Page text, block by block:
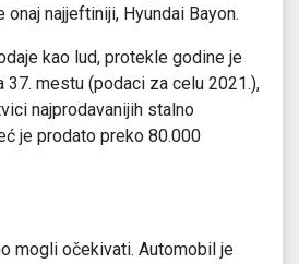
onaj najjeftiniji, Hyundai Bayon.
kao lud, protekle godine je
37. mestu (podaci za celu 2021.),
najprodavanijih stalno
je prodato preko 80.000
mogli očekivati. Automobil je